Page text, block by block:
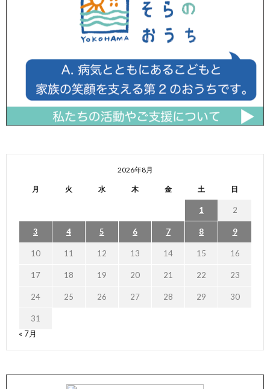
2026年8月
月 火 水 木 金 土 日
1 2
3 4 5 6 7 8 9
10 11 12 13 14 15 16
17 18 19 20 21 22 23
24 25 26 27 28 29 30
31
« 7月